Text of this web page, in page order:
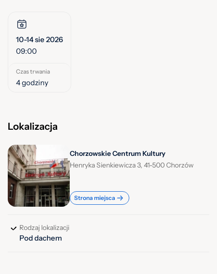
10-14 sie 2026
09:00
Czas trwania
4 godziny
Lokalizacja
Chorzowskie Centrum Kultury
Henryka Sienkiewicza 3, 41-500 Chorzów
Strona miejsca
Rodzaj lokalizacji
Pod dachem